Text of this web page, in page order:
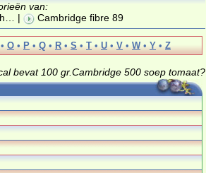
van:
… | Cambridge fibre 89
• O • P • Q • R • S • T • U • V • W • Y • Z
bevat 100 gr.Cambridge 500 soep tomaat?